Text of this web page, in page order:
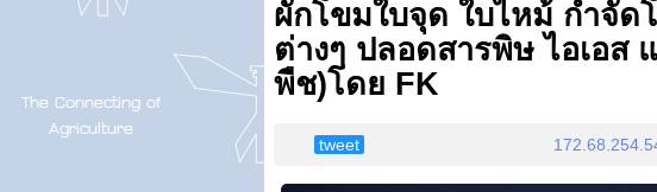
ผักโขมใบจุด ใบไหม้ กำจัด
ต่างๆ ปลอดสารพิษ ไอเอส
พืช)โดย FK
tweet